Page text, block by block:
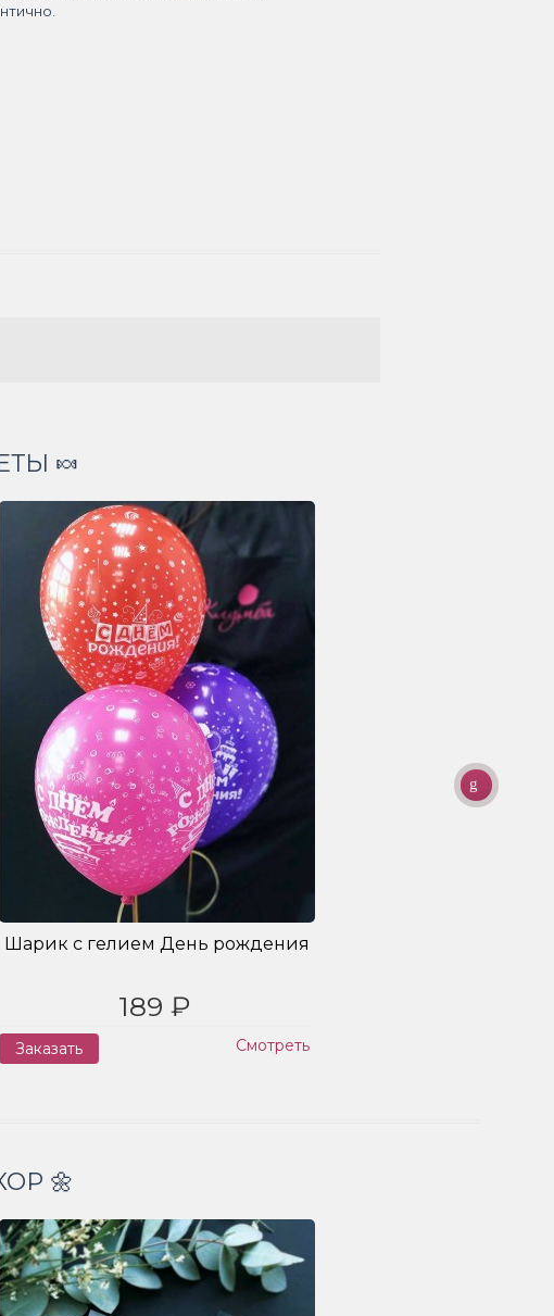
🍬
Шарик с гелием День рождения
189 ₽
Заказать Смотреть
🌼